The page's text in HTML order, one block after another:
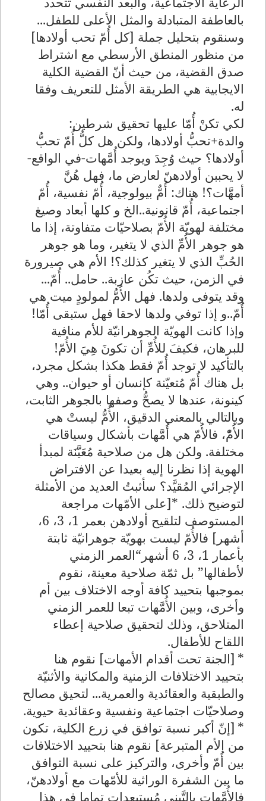
بالعاطفة المتبادلة والمثل الأعلى للطفل...
وسنقوم بتحليل جملة [كل أُمّ تحب أولادها]
من منظور المنطق الأرسطي مع اشتراط
صدق القضية، من حيث أنّ القضية الكلية
الايجابية هي الطريقة الأمثل للتعريف وفقا
له.
لكي تكنْ أُمّا عليها تحقيق شرطين:
والدة+تحبُّ أولادها، ولكن هل كلُّ أُمّ تحبُّ
أولادها؟ حيث وُجِدَ ويوجد أُمَّهات-في الواقع-
لا يحببن أولادهنّ لعارض ما، فهل هُنَّ
أمهَّات؟! هناك: أُمٌّ بيولوجية، أُمّ نفسية، أُمّ
اجتماعية، أُمّ قانونية..الخ و كلها أبعاد وصيغ
مختلفة لهويّة الأُمّ بصلاحيّات متفاوتة، إذا ما
هو جوهر الأُمِّ الذي لا يتغير، وما هو جوهر
الحُبِّ الذي لا يتغير كذلك؟! الأم هي صيرورة
في الزمن، حيث تكُن عازبة.. حامل.. أُمّ...
وقد يتوفى ولدها. فهل الأُمُّ لمولودٍ ميت هي
أُمّ..و إذا توفي ولدها لاحقا فهل ستبقى أُمّا!
وإذا كانت الهويّة الجوهرانيّة للأم منافية
للبرهان، فكيفَ للأُمِّ أن تكونَ هِيَ الأُمّ!
بالتأكيد لا توجد أُمّ فقط هكذا بشكل مجرد،
بل هناك أُمّ مُتعيّنة كإنسان أو حيوان.. وهي
كينونة، عندها لا يصحُّ وصفها بالجوهر الثابت،
وبالتالي بالمعنى الدقيق، الأُمُّ ليستْ هي
الأُمّْ، فالأُمّ هي أُمَّهات بأشكال وسياقات
مختلفة. ولكن هل من صلاحية مُعَيَّنَة لمبدأ
الهوية إذا نظرنا إليه بعيدا عن الافتراض
الإجرائي المُقيَّد؟ سأثبتُ العديد من الأمثلة
لتوضيح ذلك. *[على الأمّهات مراجعة
المستوصف لتلقيح أولادهن بعمر 1، 3، 6،
أشهر] فالأُمّ ليست بهويّة جوهرانيّة ثابتة
بأعمار 1، 3، 6 أشهر“العمر الزمني
لأطفالها” بل ثمّة صلاحية معينة، نقوم
بموجبها بتحييد كافة أوجه الاختلاف بين أم
وأخرى، وبين الأُمَّهات تبعا للعمر الزمني
المتلاحق، وذلك لتحقيق صلاحية إعطاء
اللقاح للأطفال.
* [الجنة تحت أقدام الأمهات] نقوم هنا
بتحييد الاختلافات الزمنية والمكانية والأثنيّة
والطبقية والعقائدية والعمرية... لتحيق مصالح
وصلاحيّات اجتماعية ونفسية وعقائدية حيوية.
* [إنّ أكبر نسبة توافق في زرع الكلية، تكون
من الأم المتبرعة] نقوم هنا بتحييد الاختلافات
بين أُمّ وأخرى، والتركيز على نسبة التوافق
ما بين الشفرة الوراثية للأمّهات مع أولادهنّ،
فالأُمَّهات بالتَّبني مُستبعدات تماما في هذا